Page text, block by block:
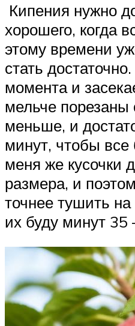
Кипения нужно
хорошего, когда
этому времени
стать
момента и
мельче
меньше, и
минут, чтобы все
меня же кусочки
размера, и
точнее тушить
их буду минут